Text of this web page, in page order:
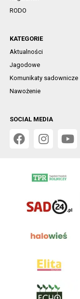
RODO
KATEGORIE
Aktualności
Jagodowe
Komunikaty sadownicze
Nawożenie
SOCIAL MEDIA